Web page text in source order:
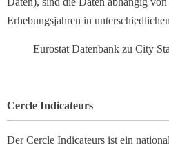
Erhebungsjahren in
Eurostat Datenbank zu City
Cercle Indicateurs
Der Cercle Indicateurs ist ein